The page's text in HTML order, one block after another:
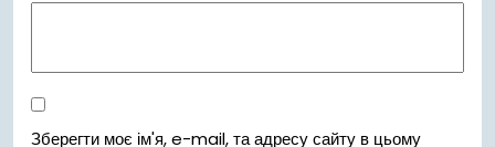
Зберегти моє ім'я, e-mail, та адресу сайту в цьому